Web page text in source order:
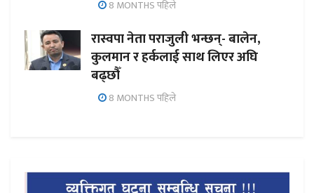
8 MONTHS पहिले
रास्वपा नेता पराजुली भन्छन्- बालेन,
कुलमान र हर्कलाई साथ लिएर अघि
बढ्छौँ
8 MONTHS पहिले